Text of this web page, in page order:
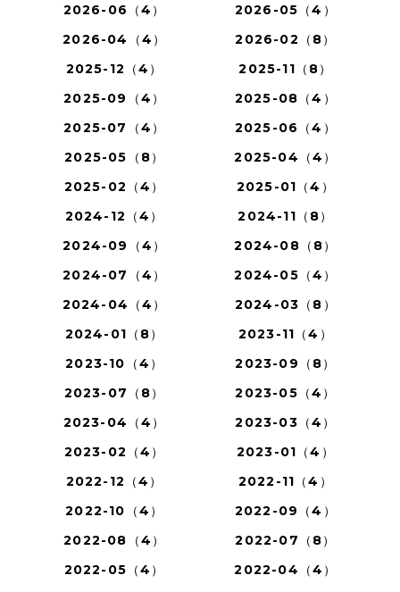
2026-06（4）
2026-05（4）
2026-04（4）
2026-02（8）
2025-12（4）
2025-11（8）
2025-09（4）
2025-08（4）
2025-07（4）
2025-06（4）
2025-05（8）
2025-04（4）
2025-02（4）
2025-01（4）
2024-12（4）
2024-11（8）
2024-09（4）
2024-08（8）
2024-07（4）
2024-05（4）
2024-04（4）
2024-03（8）
2024-01（8）
2023-11（4）
2023-10（4）
2023-09（8）
2023-07（8）
2023-05（4）
2023-04（4）
2023-03（4）
2023-02（4）
2023-01（4）
2022-12（4）
2022-11（4）
2022-10（4）
2022-09（4）
2022-08（4）
2022-07（8）
2022-05（4）
2022-04（4）